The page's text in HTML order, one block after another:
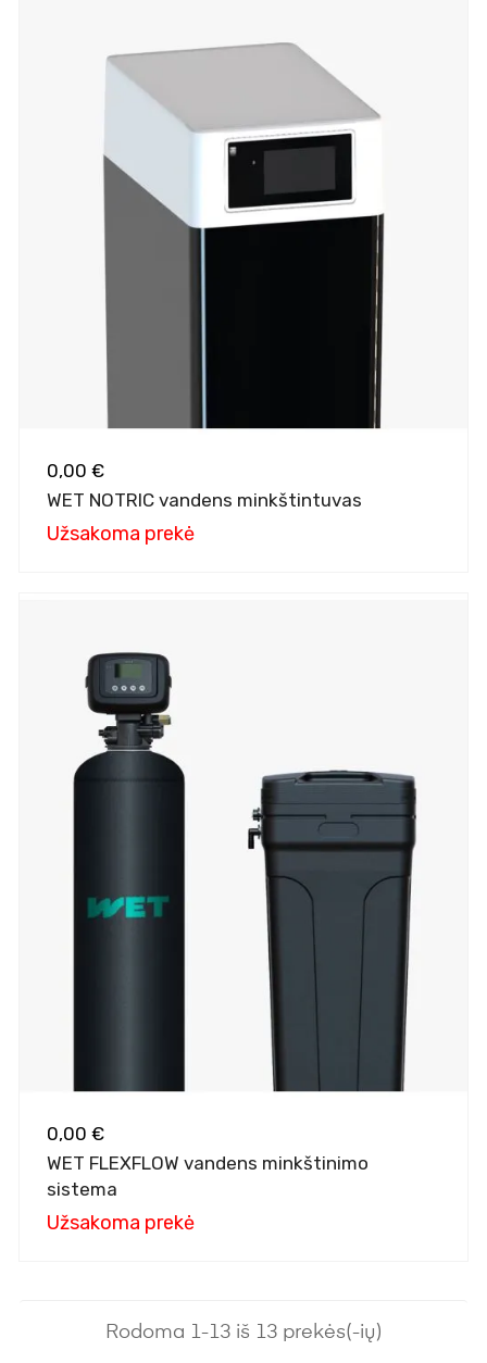
0,00 €
WET NOTRIC vandens minkštintuvas
Užsakoma prekė
0,00 €
WET FLEXFLOW vandens minkštinimo
sistema
Užsakoma prekė
Rodoma 1-13 iš 13 prekės(-ių)